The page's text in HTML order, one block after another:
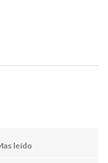
leído